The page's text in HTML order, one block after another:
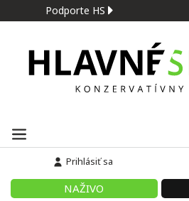
Podporte HS
Prihlásiť sa
NAŽIVO